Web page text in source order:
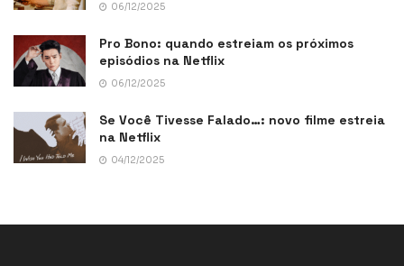
06/12/2025
Pro Bono: quando estreiam os próximos
episódios na Netflix
06/12/2025
Se Você Tivesse Falado…: novo filme estreia
na Netflix
04/12/2025